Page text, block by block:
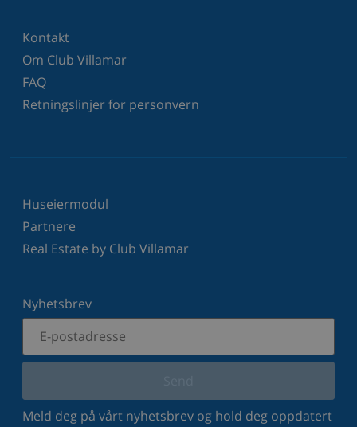
Kontakt
Om Club Villamar
FAQ
Retningslinjer for personvern
Huseiermodul
Partnere
Real Estate by Club Villamar
Nyhetsbrev
Meld deg på vårt nyhetsbrev og hold deg oppdatert